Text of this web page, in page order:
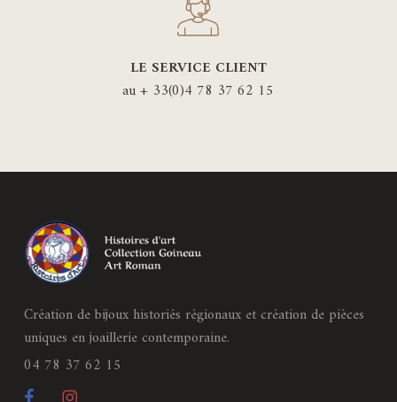
LE SERVICE CLIENT
au + 33(0)4 78 37 62 15
Création de bijoux historiés régionaux et création de pièces
uniques en joaillerie contemporaine.
04 78 37 62 15